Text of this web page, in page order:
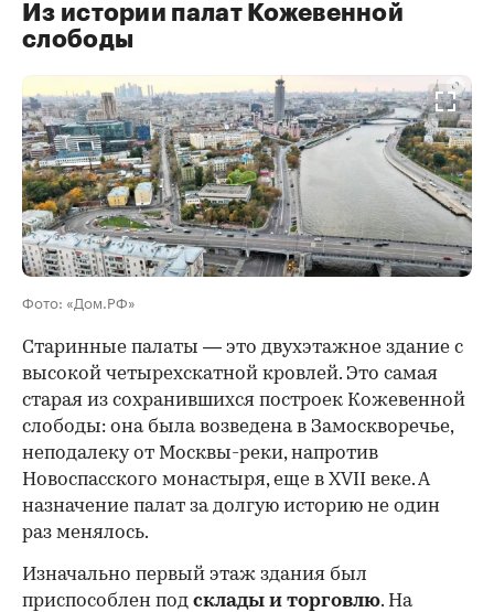
00:00 / 00:00
Из истории палат Кожевенной
слободы
Фото: «Дом.РФ»
Старинные палаты — это двухэтажное здание с
высокой четырехскатной кровлей. Это самая
старая из сохранившихся построек Кожевенной
слободы: она была возведена в Замоскворечье,
неподалеку от Москвы-реки, напротив
Новоспасского монастыря, еще в XVII веке. А
назначение палат за долгую историю не один
раз менялось.
Изначально первый этаж здания был
приспособлен под склады и торговлю. На